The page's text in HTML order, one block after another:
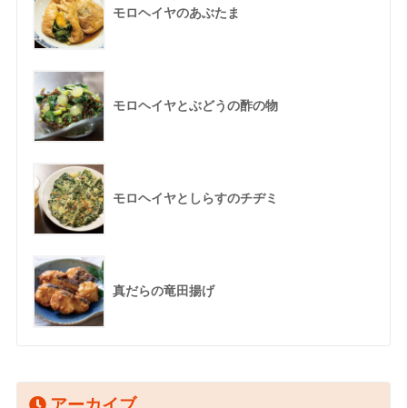
モロヘイヤのあぶたま
モロヘイヤとぶどうの酢の物
モロヘイヤとしらすのチヂミ
真だらの竜田揚げ